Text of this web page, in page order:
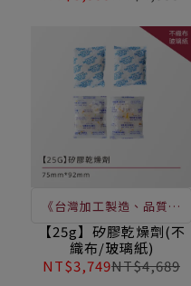
標註
《台灣加工製造、品質穩
定》防潮及吸濕效果 避免
多餘的水分造成不良品發
生 / 保護產品延長使用期
【25g】矽膠乾燥劑(不
織布/玻璃紙)
NT$3,749NT$4,689